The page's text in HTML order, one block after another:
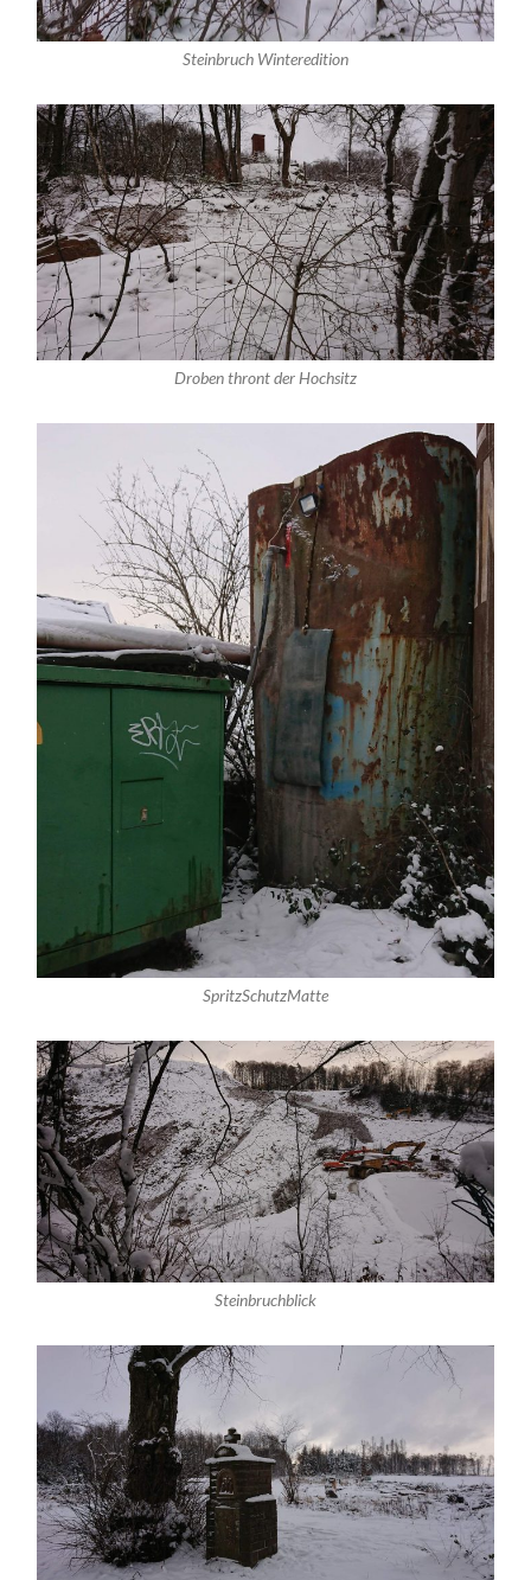
Steinbruch Winteredition
Droben thront der Hochsitz
SpritzSchutzMatte
Steinbruchblick